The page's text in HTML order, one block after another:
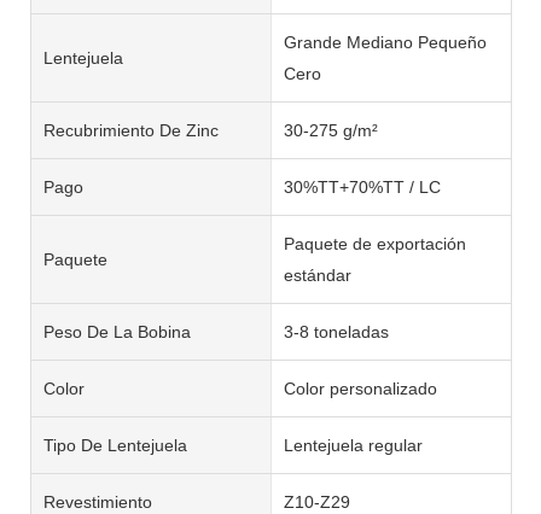
Lentejuela
Grande Mediano Pequeño
Cero
Recubrimiento De Zinc 30-275 g/m²
Pago 30%TT+70%TT / LC
Paquete
Paquete de exportación
estándar
Peso De La Bobina 3-8 toneladas
Color Color personalizado
Tipo De Lentejuela Lentejuela regular
Revestimiento Z10-Z29